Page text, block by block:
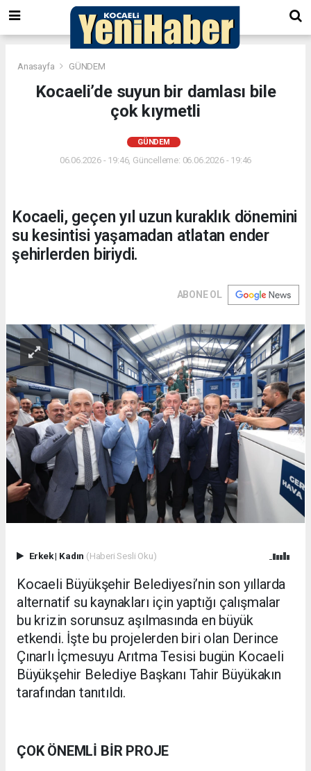
Anasayfa GÜNDEM
Kocaeli’de suyun bir damlası bile
çok kıymetli
GÜNDEM
06.06.2026 - 19:46, Güncelleme: 06.06.2026 - 19:46
Kocaeli, geçen yıl uzun kuraklık dönemini
su kesintisi yaşamadan atlatan ender
şehirlerden biriydi.
ABONE OL
Erkek| Kadın (Haberi Sesli Oku)
Kocaeli Büyükşehir Belediyesi’nin son yıllarda
alternatif su kaynakları için yaptığı çalışmalar
bu krizin sorunsuz aşılmasında en büyük
etkendi. İşte bu projelerden biri olan Derince
Çınarlı İçmesuyu Arıtma Tesisi bugün Kocaeli
Büyükşehir Belediye Başkanı Tahir Büyükakın
tarafından tanıtıldı.
ÇOK ÖNEMLİ BİR PROJE